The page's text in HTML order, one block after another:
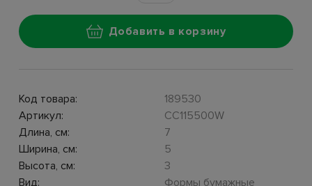
Добавить в корзину
Код товара:
189530
Артикул:
CC115500W
Длина, см:
7
Ширина, см:
5
Высота, см:
3
Вид:
Формы бумажные